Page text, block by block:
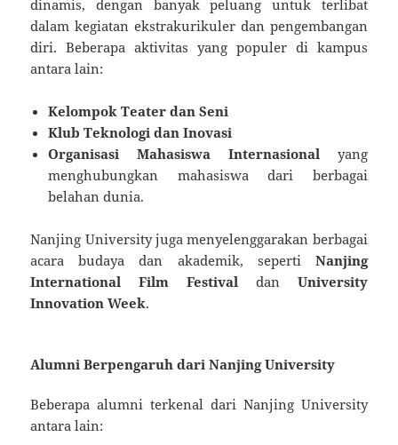
dinamis, dengan banyak peluang untuk terlibat
dalam kegiatan ekstrakurikuler dan pengembangan
diri. Beberapa aktivitas yang populer di kampus
antara lain:
Kelompok Teater dan Seni
Klub Teknologi dan Inovasi
Organisasi Mahasiswa Internasional yang
menghubungkan mahasiswa dari berbagai
belahan dunia.
Nanjing University juga menyelenggarakan berbagai
acara budaya dan akademik, seperti Nanjing
International Film Festival dan University
Innovation Week.
Alumni Berpengaruh dari Nanjing University
Beberapa alumni terkenal dari Nanjing University
antara lain: